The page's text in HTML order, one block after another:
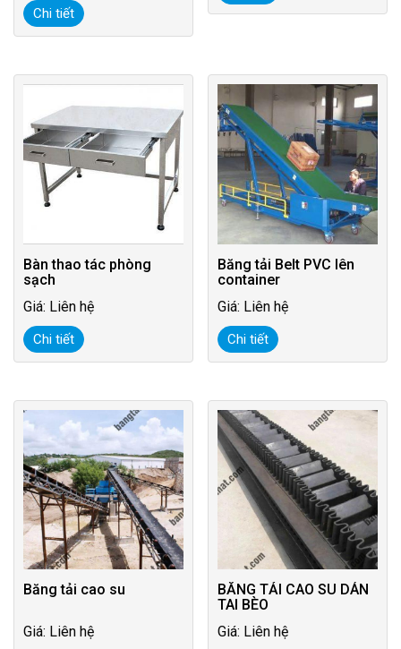
Chi tiết
Bàn thao tác phòng
sạch
Giá: Liên hệ
Chi tiết
Băng tải Belt PVC lên
container
Giá: Liên hệ
Chi tiết
Băng tải cao su
Giá: Liên hệ
BĂNG TẢI CAO SU DÁN
TAI BÈO
Giá: Liên hệ